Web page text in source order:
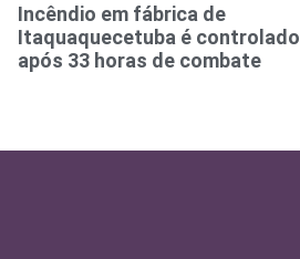
Incêndio em fábrica de
Itaquaquecetuba é controlado
após 33 horas de combate